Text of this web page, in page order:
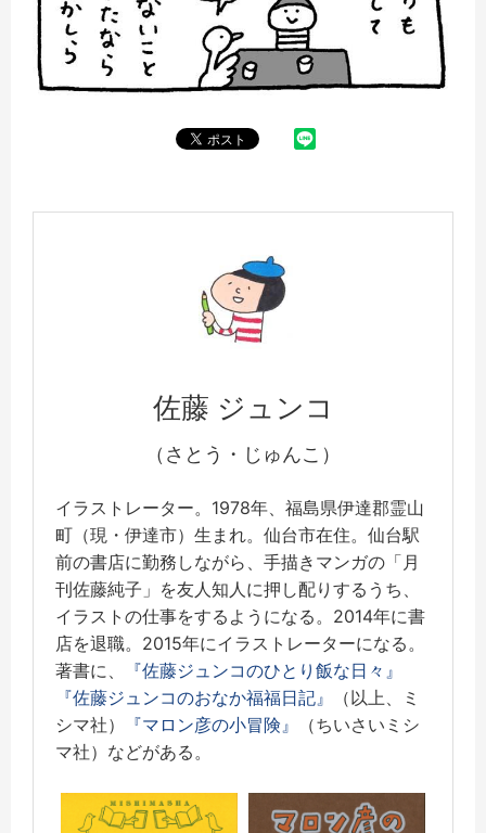
佐藤 ジュンコ
（さとう・じゅんこ）
イラストレーター。1978年、福島県伊達郡霊山
町（現・伊達市）生まれ。仙台市在住。仙台駅
前の書店に勤務しながら、手描きマンガの「月
刊佐藤純子」を友人知人に押し配りするうち、
イラストの仕事をするようになる。2014年に書
店を退職。2015年にイラストレーターになる。
著書に、
『佐藤ジュンコのひとり飯な日々』
『佐藤ジュンコのおなか福福日記』
（以上、ミ
シマ社）
『マロン彦の小冒険』
（ちいさいミシ
マ社）などがある。